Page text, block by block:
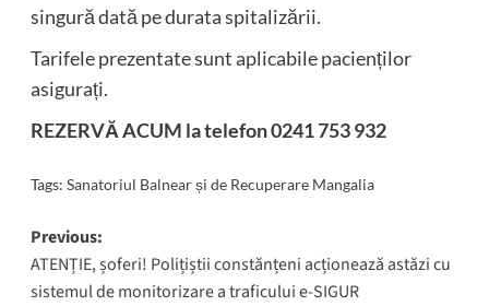
singură dată pe durata spitalizării.
Tarifele prezentate sunt aplicabile pacienților
asigurați.
REZERVĂ ACUM la telefon 0241 753 932
Tags: Sanatoriul Balnear și de Recuperare Mangalia
Post
navigation
Previous:
ATENȚIE, șoferi! Polițiștii constănțeni acționează astăzi cu
sistemul de monitorizare a traficului e-SIGUR